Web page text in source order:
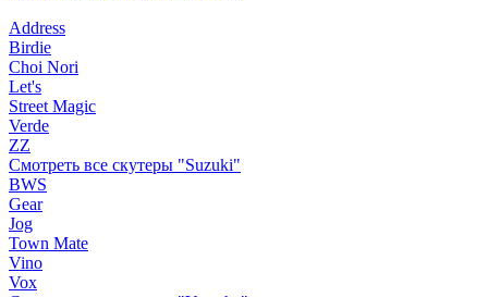
Address
Birdie
Choi Nori
Let's
Street Magic
Verde
ZZ
Смотреть все скутеры "Suzuki"
BWS
Gear
Jog
Town Mate
Vino
Vox